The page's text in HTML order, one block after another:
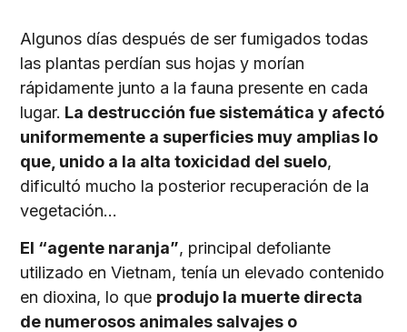
Algunos días después de ser fumigados todas
las plantas perdían sus hojas y morían
rápidamente junto a la fauna presente en cada
lugar. La destrucción fue sistemática y afectó
uniformemente a superficies muy amplias lo
que, unido a la alta toxicidad del suelo,
dificultó mucho la posterior recuperación de la
vegetación…
El “agente naranja”, principal defoliante
utilizado en Vietnam, tenía un elevado contenido
en dioxina, lo que produjo la muerte directa
de numerosos animales salvajes o